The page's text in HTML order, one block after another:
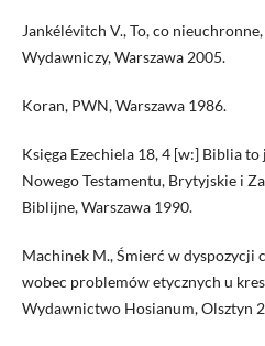
Jankélévitch V., To, co
Wydawniczy, Warszawa 2005.
Koran, PWN, Warszawa 1986.
Księga Ezechiela 18, 4 [w:] Biblia
Nowego Testamentu, Brytyjskie i
Biblijne, Warszawa 1990.
Machinek M., Śmierć w dyspozycji
wobec problemów etycznych u
Wydawnictwo Hosianum, Olsztyn